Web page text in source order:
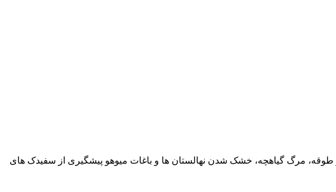
طوقه، مرگ گیاهچه، خشک شدن نهالستان ها و باغات میوهو پیشگیری از سفیدک های